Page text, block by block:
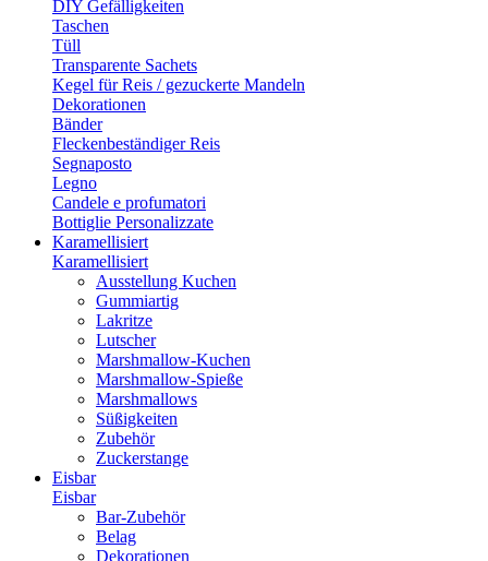
DIY Gefälligkeiten
Taschen
Tüll
Transparente Sachets
Kegel für Reis / gezuckerte Mandeln
Dekorationen
Bänder
Fleckenbeständiger Reis
Segnaposto
Legno
Candele e profumatori
Bottiglie Personalizzate
Karamellisiert
Karamellisiert
Ausstellung Kuchen
Gummiartig
Lakritze
Lutscher
Marshmallow-Kuchen
Marshmallow-Spieße
Marshmallows
Süßigkeiten
Zubehör
Zuckerstange
Eisbar
Eisbar
Bar-Zubehör
Belag
Dekorationen